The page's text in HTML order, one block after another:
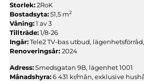
Storlek:2RoK
Bostadsyta:51,5 m2
Våning:1 av 3
Tillträde:1/8-26
Ingår:Tele2 TV-bas utbud,
Renoveringsår: 2024
Adress:Smedsgatan 9B, lägenhet 1001
Månadshyra:6 431 kr/mån, exklusive